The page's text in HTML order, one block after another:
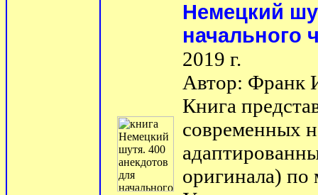
Немецкий
начального
2019 г.
Автор: Франк
Книга
современных
оригинала)